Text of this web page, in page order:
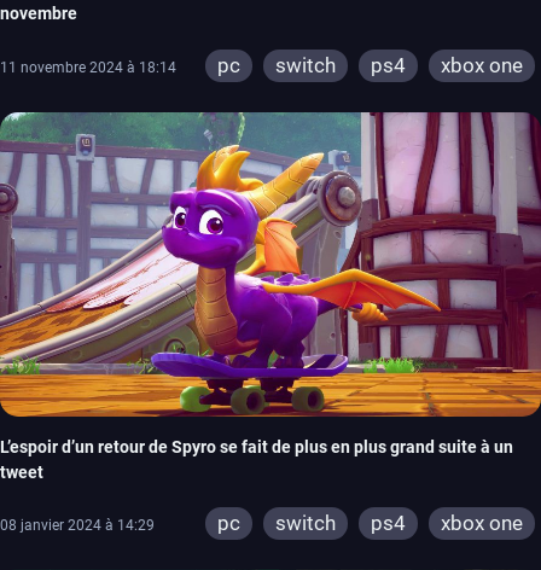
novembre
11 novembre 2024 à 18:14 pc switch ps4 xbox one
L’espoir d’un retour de Spyro se fait de plus en plus grand suite à un
tweet
08 janvier 2024 à 14:29 pc switch ps4 xbox one